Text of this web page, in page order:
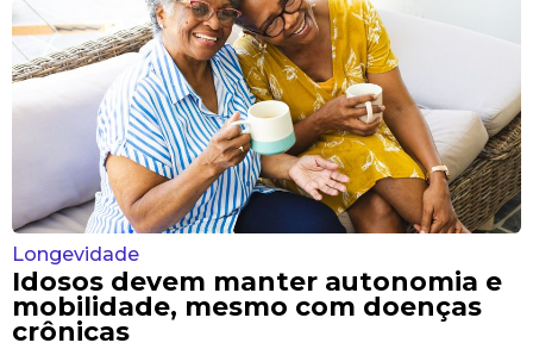
Longevidade
Idosos devem manter autonomia e
mobilidade, mesmo com doenças
crônicas